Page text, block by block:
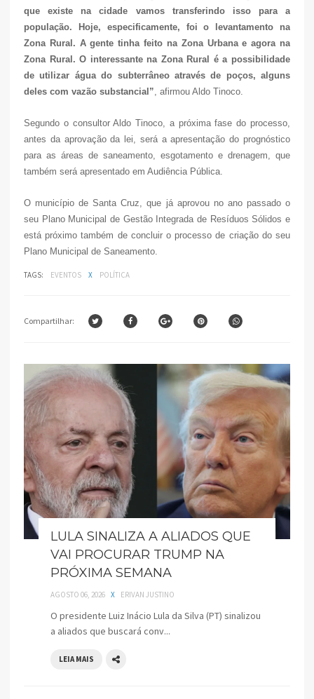
que existe na cidade vamos transferindo isso para a
população. Hoje, especificamente, foi o levantamento na
Zona Rural. A gente tinha feito na Zona Urbana e agora na
Zona Rural. O interessante na Zona Rural é a possibilidade
de utilizar água do subterrâneo através de poços, alguns
deles com vazão substancial” , afirmou Aldo Tinoco.
Segundo o consultor Aldo Tinoco, a próxima fase do processo,
antes da aprovação da lei, será a apresentação do prognóstico
para as áreas de saneamento, esgotamento e drenagem, que
também será apresentado em Audiência Pública.
O município de Santa Cruz, que já aprovou no ano passado o
seu Plano Municipal de Gestão Integrada de Resíduos Sólidos e
está próximo também de concluir o processo de criação do seu
Plano Municipal de Saneamento.
TAGS: EVENTOS X POLÍTICA
Compartilhar:
LULA SINALIZA A ALIADOS QUE
VAI PROCURAR TRUMP NA
PRÓXIMA SEMANA
AGOSTO 06, 2026 X ERIVAN JUSTINO
O presidente Luiz Inácio Lula da Silva (PT) sinalizou
a aliados que buscará conv...
LEIA MAIS